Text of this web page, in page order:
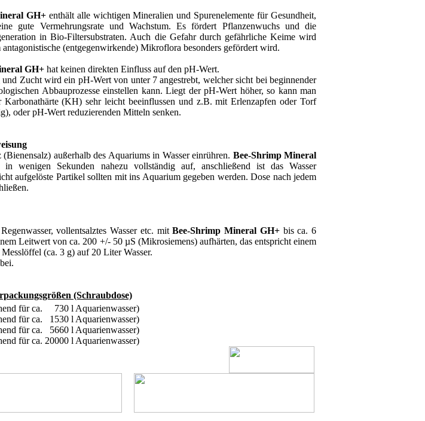
GH+enthält alle wichtigen Mineralien und Spurenelemente für Gesundheit,
gute Vermehrungsrate und Wachstum. Es fördert Pflanzenwuchs und die
in Bio-Filtersubstraten. Auch die Gefahr durch gefährliche Keime wird
antagonistische (entgegenwirkende) Mikroflora besonders gefördert wird.
GH+ hat keinen direkten Einfluss auf den pH-Wert.
Zucht wird ein pH-Wert von unter 7 angestrebt, welcher sicht bei beginnender
Abbauprozesse einstellen kann. Liegt der pH-Wert höher, so kann man
Karbonathärte (KH) sehr leicht beeinflussen und z.B. mit Erlenzapfen oder Torf
oder pH-Wert reduzierenden Mitteln senken.
außerhalb des Aquariums in Wasser einrühren. Bee-Shrimp Mineral
wenigen Sekunden nahezu vollständig auf, anschließend ist das Wasser
aufgelöste Partikel sollten mit ins Aquarium gegeben werden. Dose nach jedem
Regenwasser, vollentsalztes Wasser etc. mitBee-Shrimp Mineral GH+bis ca. 6
Leitwert von ca. 200 +/- 50 µS (Mikrosiemens) aufhärten, das entspricht einem
(ca. 3 g) auf 20 Liter Wasser.
(Schraubdose)
für ca.
730 l Aquarienwasser)
für ca.
1530 l Aquarienwasser)
für ca.
5660 l Aquarienwasser)
für ca. 20000 l Aquarienwasser)